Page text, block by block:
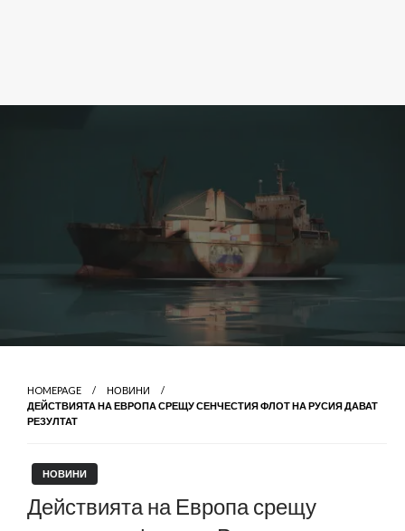
HOMEPAGE
НОВИНИ
ДЕЙСТВИЯТА НА ЕВРОПА СРЕЩУ СЕНЧЕСТИЯ ФЛОТ НА РУСИЯ ДАВАТ
РЕЗУЛТАТ
НОВИНИ
Действията на Европа срещу